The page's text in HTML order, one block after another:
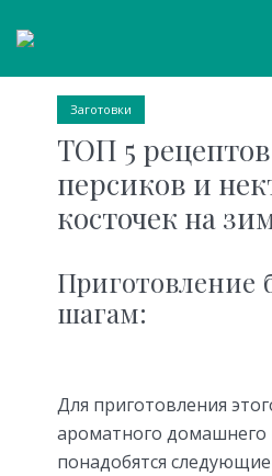
Заготовки
ТОП 5
персиков и
косточек на
Приготовление
шагам:
Для приготовления
ароматного домашнего
понадобятся